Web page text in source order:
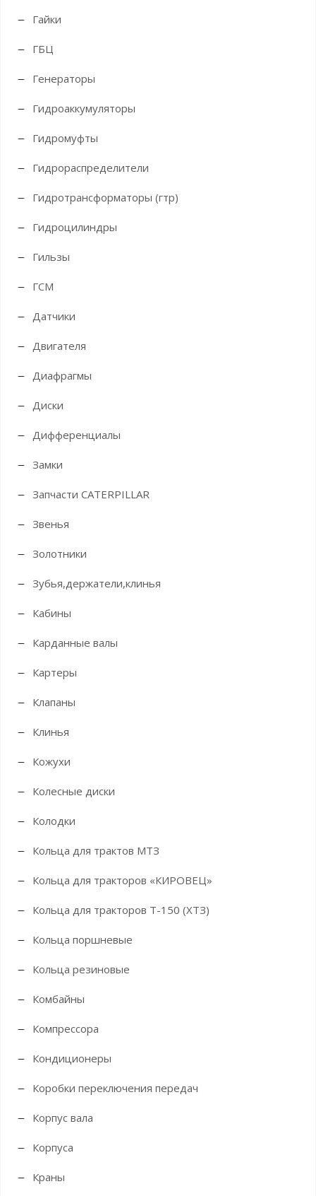
Гайки
ГБЦ
Генераторы
Гидроаккумуляторы
Гидромуфты
Гидрораспределители
Гидротрансформаторы (гтр)
Гидроцилиндры
Гильзы
ГСМ
Датчики
Двигателя
Диафрагмы
Диски
Дифференциалы
Замки
Запчасти CATERPILLAR
Звенья
Золотники
Зубья,держатели,клинья
Кабины
Карданные валы
Картеры
Клапаны
Клинья
Кожухи
Колесные диски
Колодки
Кольца для трактов МТЗ
Кольца для тракторов «КИРОВЕЦ»
Кольца для тракторов Т-150 (ХТЗ)
Кольца поршневые
Кольца резиновые
Комбайны
Компрессора
Кондиционеры
Коробки переключения передач
Корпус вала
Корпуса
Краны